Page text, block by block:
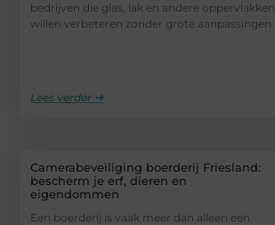
bedrijven die glas, lak en andere oppervlakken
willen verbeteren zonder grote aanpassingen
Lees verder ➜
Camerabeveiliging boerderij Friesland:
bescherm je erf, dieren en
eigendommen
Een boerderij is vaak meer dan alleen een